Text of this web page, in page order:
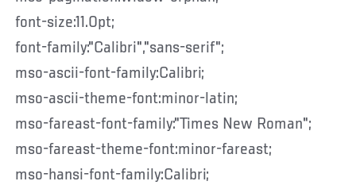
font-size:11.0pt;
font-family:"Calibri","sans-serif";
mso-ascii-font-family:Calibri;
mso-ascii-theme-font:minor-latin;
mso-fareast-font-family:"Times New Roman";
mso-fareast-theme-font:minor-fareast;
mso-hansi-font-family:Calibri;